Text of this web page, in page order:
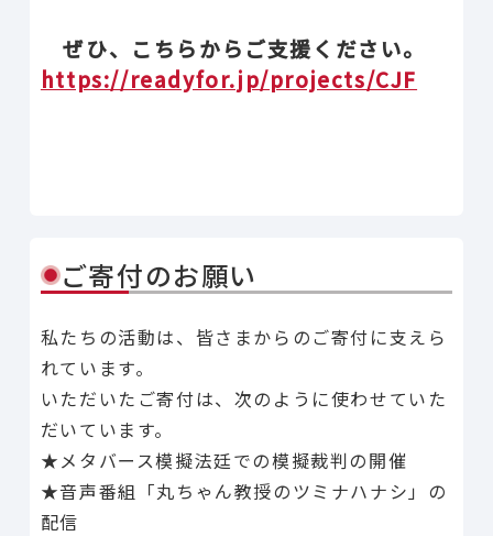
ぜひ、こちらからご支援ください。
https://readyfor.jp/projects/CJF
ご寄付のお願い
私たちの活動は、皆さまからのご寄付に支えら
れています。
いただいたご寄付は、次のように使わせていた
だいています。
★メタバース模擬法廷での模擬裁判の開催
★音声番組「丸ちゃん教授のツミナハナシ」の
配信